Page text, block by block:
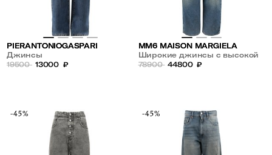
PIERANTONIOGASPARI
Джинсы
19500 13000 ₽
MM6 MAISON MARGIELA
Широкие джинсы с высокой
посадкой
78900 44800 ₽
-45% -45%